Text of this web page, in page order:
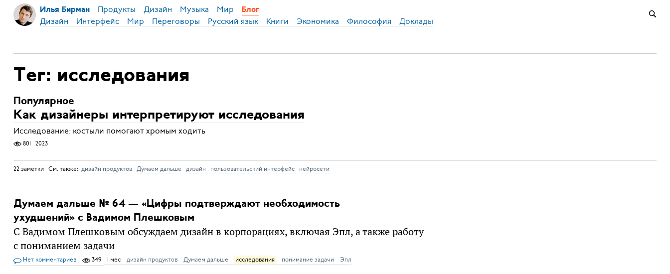
Илья Бирман Продукты Дизайн Музыка Мир Блог
Дизайн Интерфейс Мир Переговоры Русский язык Книги Экономика Философия Доклады
Тег: исследования
Популярное
Как дизайнеры интерпретируют исследования
Исследование: костыли помогают хромым ходить
801 2023
22 заметки См. также: дизайн продуктов Думаем дальше дизайн пользовательский интерфейс нейросети
Думаем дальше № 64 — «Цифры подтверждают необходимость
ухудшений» с Вадимом Плешковым
С Вадимом Плешковым обсуждаем дизайн в корпорациях, включая Эпл, а также работу
с пониманием задачи
Нет комментариев 349 1 мес дизайн продуктов Думаем дальше исследования понимание задачи Эпл